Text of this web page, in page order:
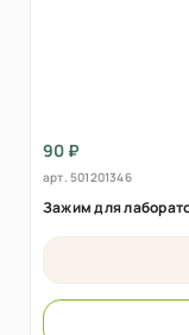
90 ₽
арт. 501201346
Зажим для